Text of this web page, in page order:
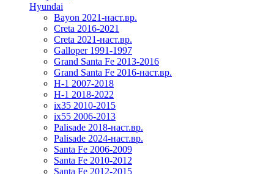
Hyundai
Bayon 2021-наст.вр.
Creta 2016-2021
Creta 2021-наст.вр.
Galloper 1991-1997
Grand Santa Fe 2013-2016
Grand Santa Fe 2016-наст.вр.
H-1 2007-2018
H-1 2018-2022
ix35 2010-2015
ix55 2006-2013
Palisade 2018-наст.вр.
Palisade 2024-наст.вр.
Santa Fe 2006-2009
Santa Fe 2010-2012
Santa Fe 2012-2015